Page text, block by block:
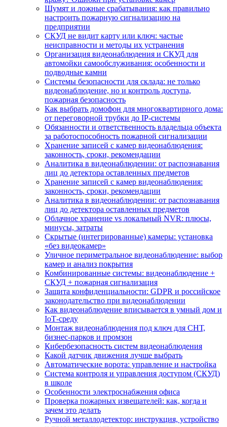
Шумят и ложные срабатывания: как правильно
настроить пожарную сигнализацию на
предприятии
СКУД не видит карту или ключ: частые
неисправности и методы их устранения
Организация видеонаблюдения и СКУД для
автомойки самообслуживания: особенности и
подводные камни
Системы безопасности для склада: не только
видеонаблюдение, но и контроль доступа,
пожарная безопасность
Как выбрать домофон для многоквартирного дома:
от переговорной трубки до IP-системы
Обязанности и ответственность владельца объекта
за работоспособность пожарной сигнализации
Хранение записей с камер видеонаблюдения:
законность, сроки, рекомендации
Аналитика в видеонаблюдении: от распознавания
лиц до детектора оставленных предметов
Хранение записей с камер видеонаблюдения:
законность, сроки, рекомендации
Аналитика в видеонаблюдении: от распознавания
лиц до детектора оставленных предметов
Облачное хранение vs локальный NVR: плюсы,
минусы, затраты
Скрытые (интегрированные) камеры: установка
«без видеокамер»
Уличное периметральное видеонаблюдение: выбор
камер и анализ покрытия
Комбинированные системы: видеонаблюдение +
СКУД + пожарная сигнализация
Защита конфиденциальности: GDPR и российское
законодательство при видеонаблюдении
Как видеонаблюдение вписывается в умный дом и
IoT‑среду
Монтаж видеонаблюдения под ключ для СНТ,
бизнес‑парков и промзон
Кибербезопасность систем видеонаблюдения
Какой датчик движения лучше выбрать
Автоматические ворота: управление и настройка
Система контроля и управления доступом (СКУД)
в школе
Особенности электроснабжения офиса
Проверка пожарных извещателей: как, когда и
зачем это делать
Ручной металлодетектор: инструкция, устройство